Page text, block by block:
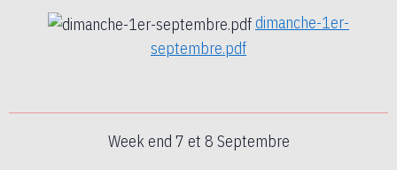
dimanche-1er-
septembre.pdf
Week end 7 et 8 Septembre